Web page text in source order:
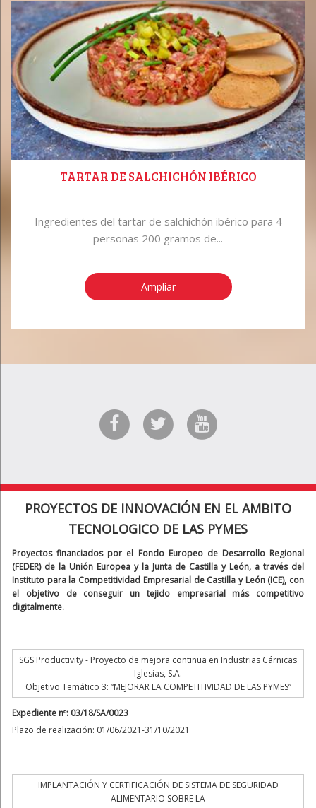
TARTAR DE SALCHICHÓN IBÉRICO
Ingredientes del tartar de salchichón ibérico para 4
personas 200 gramos de...
Ampliar
PROYECTOS DE INNOVACIÓN EN EL AMBITO
TECNOLOGICO DE LAS PYMES
Proyectos financiados por el Fondo Europeo de Desarrollo Regional
(FEDER) de la Unión Europea y la Junta de Castilla y León, a través del
Instituto para la Competitividad Empresarial de Castilla y León (ICE), con
el objetivo de conseguir un tejido empresarial más competitivo
digitalmente.
SGS Productivity - Proyecto de mejora continua en Industrias Cárnicas
Iglesias, S.A.
Objetivo Temático 3: “MEJORAR LA COMPETITIVIDAD DE LAS PYMES”
Expediente nº: 03/18/SA/0023
Plazo de realización: 01/06/2021-31/10/2021
IMPLANTACIÓN Y CERTIFICACIÓN DE SISTEMA DE SEGURIDAD
ALIMENTARIO SOBRE LA